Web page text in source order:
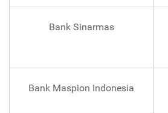
Bank Sinarmas
Bank Maspion Indonesia